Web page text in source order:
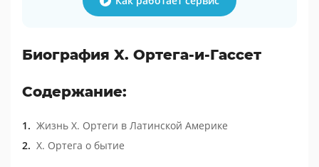
Биография X. Ортега-и-Гассет
Содержание:
Жизнь Х. Ортеги в Латинской Америке
Х. Ортега о бытие